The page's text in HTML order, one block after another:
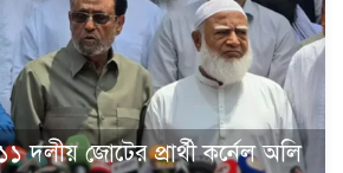
১১ দলীয় জোটের প্রার্থী কর্নেল অলি